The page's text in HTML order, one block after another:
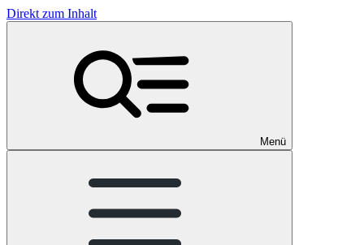
Direkt zum Inhalt
Menü